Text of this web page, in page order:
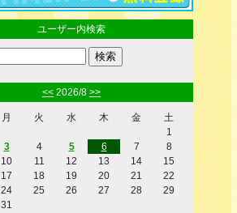
ユーザー内検索
<< 2026/8 >>
月 火 水 木 金
土
1
3 4 5 6 7
8
10 11 12 13 14
15
17 18 19 20 21
22
24 25 26 27 28
29
31